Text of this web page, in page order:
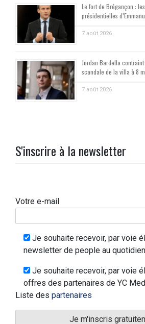
Le fort de Brégançon :
présidentielles
7 août 2026
Jordan Bardella
scandale de la villa à 8
7 août 2026
S'inscrire à la newsletter
Votre e-mail
Je souhaite recevoir, par voie
newsletter de people au
Je souhaite recevoir, par voie
offres des partenaires de YC
Liste des partenaires